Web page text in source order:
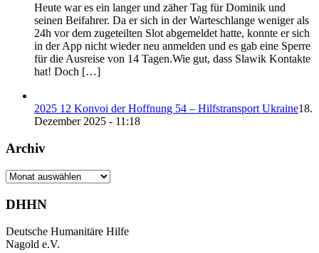
Heute war es ein langer und zäher Tag für Dominik und
seinen Beifahrer. Da er sich in der Warteschlange weniger als
24h vor dem zugeteilten Slot abgemeldet hatte, konnte er sich
in der App nicht wieder neu anmelden und es gab eine Sperre
für die Ausreise von 14 Tagen.Wie gut, dass Slawik Kontakte
hat! Doch […]
2025 12 Konvoi der Hoffnung 54 – Hilfstransport Ukraine18.
Dezember 2025 - 11:18
Archiv
Archiv
DHHN
Deutsche Humanitäre Hilfe
Nagold e.V.